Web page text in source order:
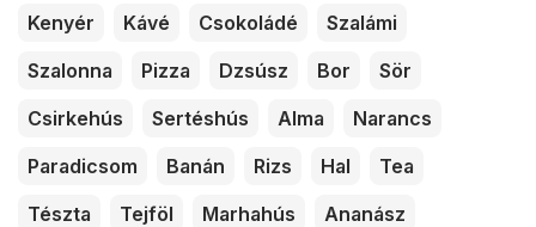
Kenyér
Kávé Csokoládé
Szalámi
Szalonna
Pizza Dzsúsz Bor
Sör
Csirkehús
Sertéshús Alma
Narancs
Paradicsom
Banán Rizs Hal
Tea
Tészta
Tejföl Marhahús
Ananász